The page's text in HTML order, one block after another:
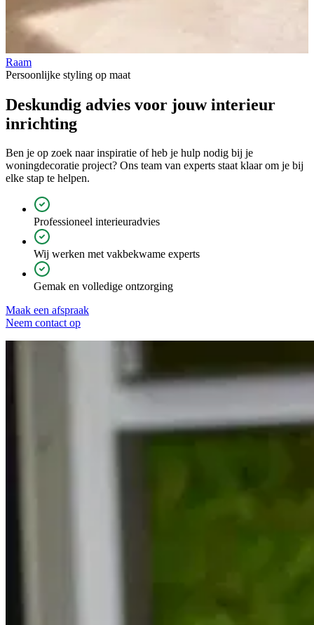
Raam
Persoonlijke styling op maat
Deskundig advies voor jouwinterieur
inrichting
Ben je op zoek naar inspiratie of heb je hulp nodig bij je
woningdecoratie project? Ons team van experts staat klaar om je bij
elke stap te helpen.
Professioneel interieuradvies
Wij werken met vakbekwame experts
Gemak en volledige ontzorging
Maak een afspraak
Neem contact op